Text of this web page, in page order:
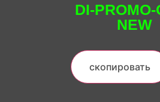
DI-PROMO-
NEW
скопировать